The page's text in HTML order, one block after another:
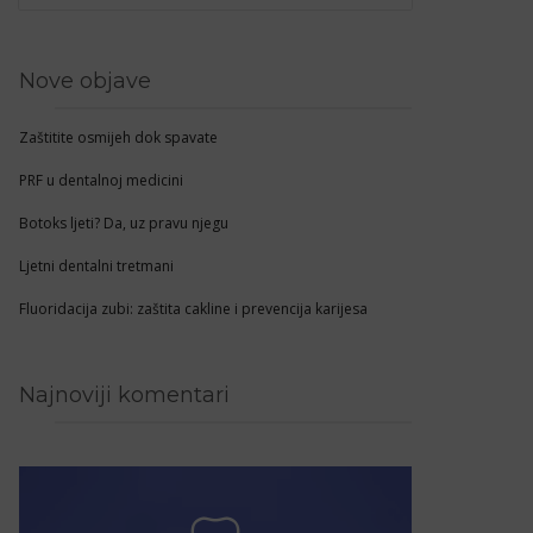
Nove objave
Zaštitite osmijeh dok spavate
PRF u dentalnoj medicini
Botoks ljeti? Da, uz pravu njegu
Ljetni dentalni tretmani
Fluoridacija zubi: zaštita cakline i prevencija karijesa
Najnoviji komentari